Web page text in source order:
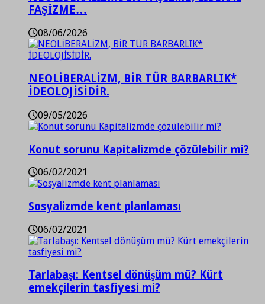
FAŞİZME…
08/06/2026
NEOLİBERALİZM, BİR TÜR BARBARLIK*
İDEOLOJİSİDİR.
09/05/2026
Konut sorunu Kapitalizmde çözülebilir mi?
06/02/2021
Sosyalizmde kent planlaması
06/02/2021
Tarlabaşı: Kentsel dönüşüm mü? Kürt
emekçilerin tasfiyesi mi?